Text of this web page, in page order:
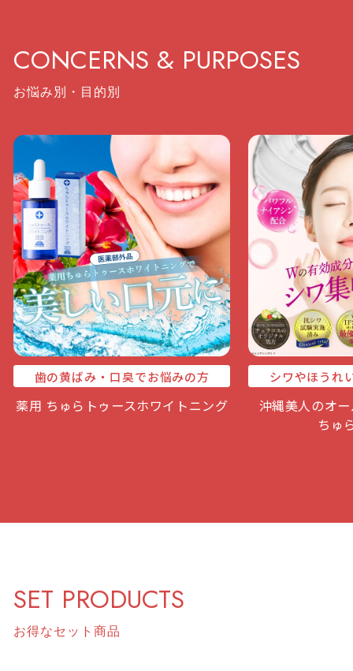
CONCERNS & PURPOSES
お悩み別・目的別
歯の黄ばみ・口臭でお悩みの方
薬用 ちゅらトゥースホワイトニング
シワやほうれ
沖縄美人のオ
ちゅ
SET PRODUCTS
お得なセット商品